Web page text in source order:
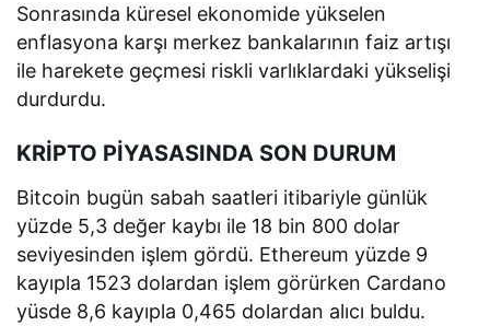
Sonrasında küresel ekonomide yükselen
enflasyona karşı merkez bankalarının faiz artışı
ile harekete geçmesi riskli varlıklardaki yükselişi
durdurdu.
KRİPTO PİYASASINDA SON DURUM
Bitcoin bugün sabah saatleri itibariyle günlük
yüzde 5,3 değer kaybı ile 18 bin 800 dolar
seviyesinden işlem gördü. Ethereum yüzde 9
kayıpla 1523 dolardan işlem görürken Cardano
yüsde 8,6 kayıpla 0,465 dolardan alıcı buldu.